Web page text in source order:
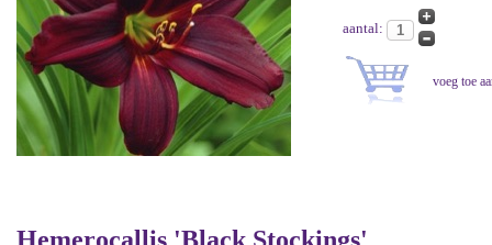
aantal: